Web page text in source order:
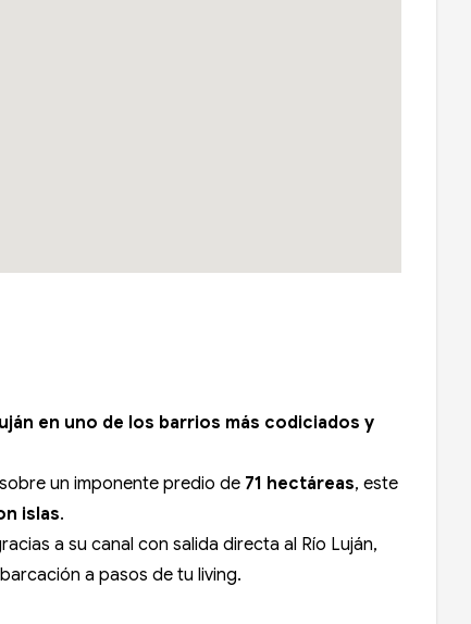
en uno de los barrios más codiciados y
un imponente predio de 71 hectáreas, este
islas.
a su canal con salida directa al Río Luján,
a pasos de tu living.